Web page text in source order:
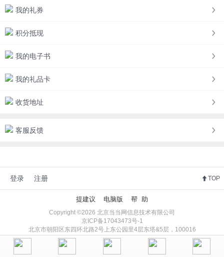
我的礼券
积分抵现
我的电子书
我的礼品卡
收货地址
客服反馈
登录 注册 TOP
提建议 电脑版 帮 助
Copyright ©2026 北京当当网信息技术有限公司
京ICP备17043473号-1
北京市朝阳区东四环北路2号上东公园里4层东塔&5层，100016